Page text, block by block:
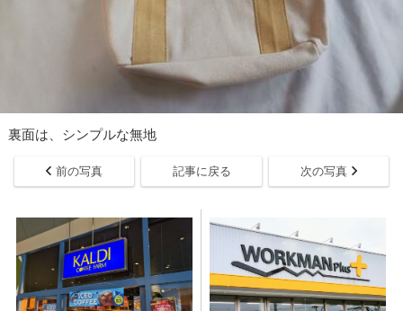
裏面は、シンプルな無地
前の写真 記事に戻る 次の写真